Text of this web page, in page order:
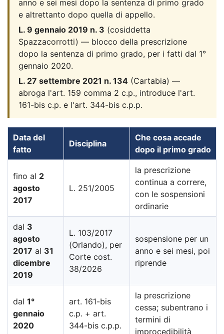
anno e sei mesi dopo la sentenza di primo grado
e altrettanto dopo quella di appello.
L. 9 gennaio 2019 n. 3 (cosiddetta
Spazzacorrotti) — blocco della prescrizione
dopo la sentenza di primo grado, per i fatti dal 1°
gennaio 2020.
L. 27 settembre 2021 n. 134 (Cartabia) —
abroga l'art. 159 comma 2 c.p., introduce l'art.
161-bis c.p. e l'art. 344-bis c.p.p.
Data del
fatto
Disciplina
Che cosa accade
dopo il primo grado
fino al 2
agosto
2017
L. 251/2005
la prescrizione
continua a correre,
con le sospensioni
ordinarie
dal 3
agosto
2017 al 31
dicembre
2019
L. 103/2017
(Orlando), per
Corte cost.
38/2026
sospensione per un
anno e sei mesi, poi
riprende
dal 1°
gennaio
2020
art. 161-bis
c.p. + art.
344-bis c.p.p.
la prescrizione
cessa; subentrano i
termini di
improcedibilità